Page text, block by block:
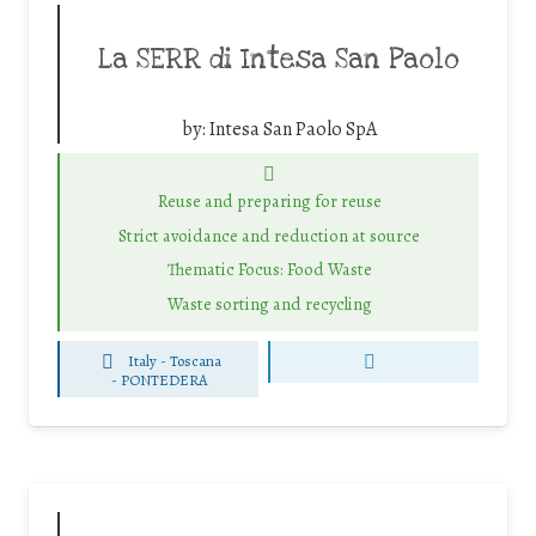
La SERR di Intesa San Paolo
by:Intesa San Paolo SpA
Reuse and preparing for reuse
Strict avoidance and reduction at source
Thematic Focus: Food Waste
Waste sorting and recycling
Italy - Toscana
- PONTEDERA